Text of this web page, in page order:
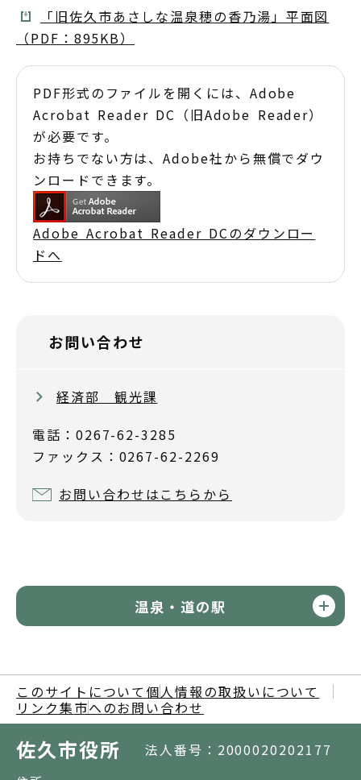
「旧佐久市あさしな温泉穂の香乃湯」平面図
（PDF：895KB）
PDF形式のファイルを開くには、Adobe
Acrobat Reader DC（旧Adobe Reader）
が必要です。
お持ちでない方は、Adobe社から無償でダウ
ンロードできます。
Adobe Acrobat Reader DCのダウンロー
ドへ
お問い合わせ
経済部 観光課
電話：0267-62-3285
ファックス：0267-62-2269
お問い合わせはこちらから
温泉・道の駅
このサイトについて 個人情報の取扱いについて
リンク集市へのお問い合わせ
佐久市役所 法人番号：2000020202177